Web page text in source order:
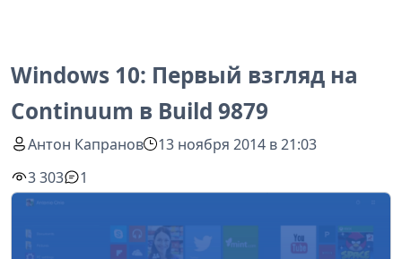
Windows 10: Первый взгляд на
Continuum в Build 9879
Антон Капранов
13 ноября 2014 в 21:03
3 303
1